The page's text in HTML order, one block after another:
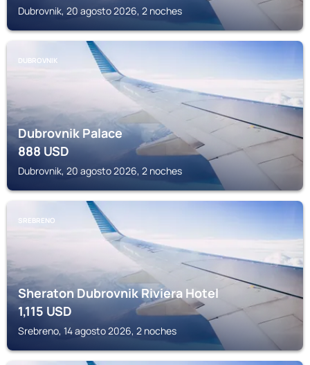
Dubrovnik, 20 agosto 2026, 2 noches
DUBROVNIK
Dubrovnik Palace
888USD
Dubrovnik, 20 agosto 2026, 2 noches
SREBRENO
Sheraton Dubrovnik Riviera Hotel
1,115USD
Srebreno, 14 agosto 2026, 2 noches